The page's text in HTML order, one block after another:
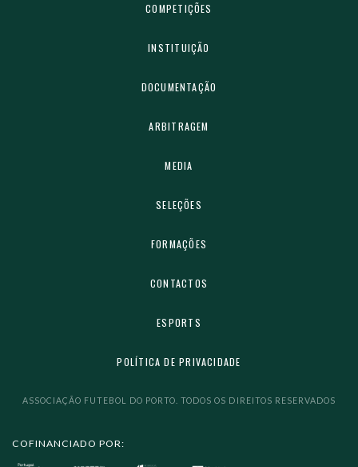
COMPETIÇÕES
INSTITUIÇÃO
DOCUMENTAÇÃO
ARBITRAGEM
MEDIA
SELEÇÕES
FORMAÇÕES
CONTACTOS
ESPORTS
POLÍTICA DE PRIVACIDADE
ASSOCIAÇÃO FUTEBOL DO PORTO. TODOS OS DIREITOS RESERVADOS
COFINANCIADO POR: